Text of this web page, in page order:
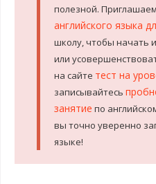
полезной.
английского языка
школу, чтобы начать
или
на сайте тест на
записывайтесь
занятие по
вы точно уверенно
языке!